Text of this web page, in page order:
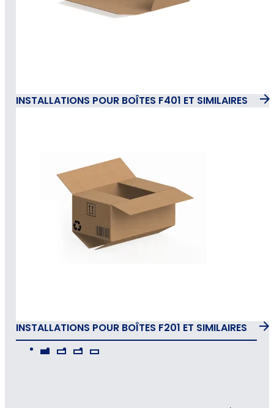
INSTALLATIONS POUR BOÎTES F401 ET SIMILAIRES
INSTALLATIONS POUR BOÎTES F201 ET SIMILAIRES